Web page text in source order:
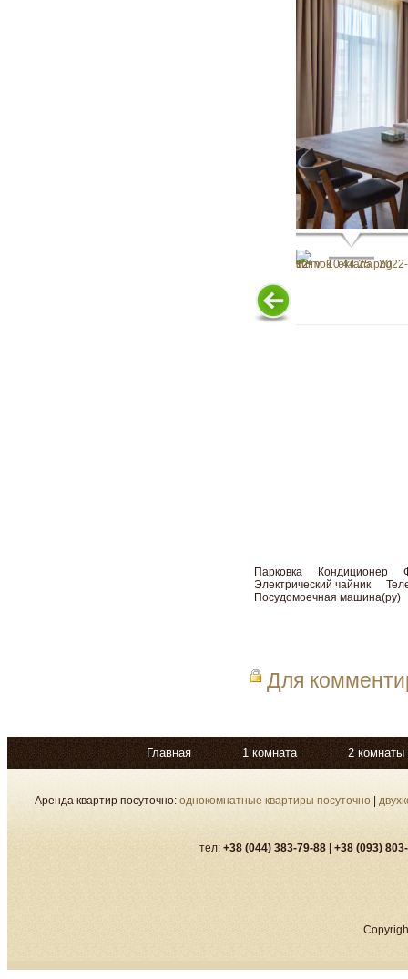
Парковка Кондиционер
Электрический чайник
Посудомоечная машина(ру)
Для
Главная 1 комната 2 комнаты
Аренда квартир посуточно: однокомнатные квартиры посуточно|
тел: +38 (044) 383-79-88 | +38 (093)